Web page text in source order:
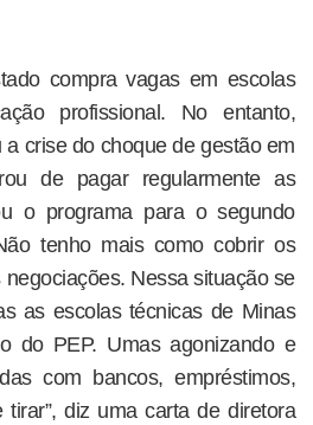
compra vagas em escolas
profissional. No entanto,
crise do choque de gestão em
de pagar regularmente as
o programa para o segundo
tenho mais como cobrir os
Nessa situação se
as escolas técnicas de Minas
do PEP. Umas agonizando e
com bancos, empréstimos,
diz uma carta de diretora